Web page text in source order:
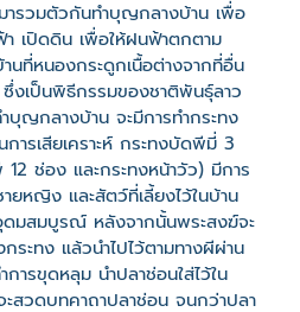
ารวมตัวกันทำบุญกลางบ้าน เพื่อ
ฟ้า เปิดดิน เพื่อให้ฝนฟ้าตกตาม
ที่หนองกระดูกเนื้อต่างจากที่อื่น
งเป็นพิธีกรรมของชาติพันธุ์ลาว
บุญกลางบ้าน จะมีการทำกระทง
ารเสียเคราะห์ กระทงบัดพีมี่ 3
ช่อง และกระทงหน้าวัว) มีการ
ายหญิง และสัตว์ที่เลี้ยงไว้ในบ้าน
มสมบูรณ์ หลังจากนั้นพระสงฆ์จะ
ะทง แล้วนำไปไว้ตามทางผีผ่าน
ารขุดหลุม นำปลาช่อนใส่ไว้ใน
สวดบทคาถาปลาช่อน จนกว่าปลา